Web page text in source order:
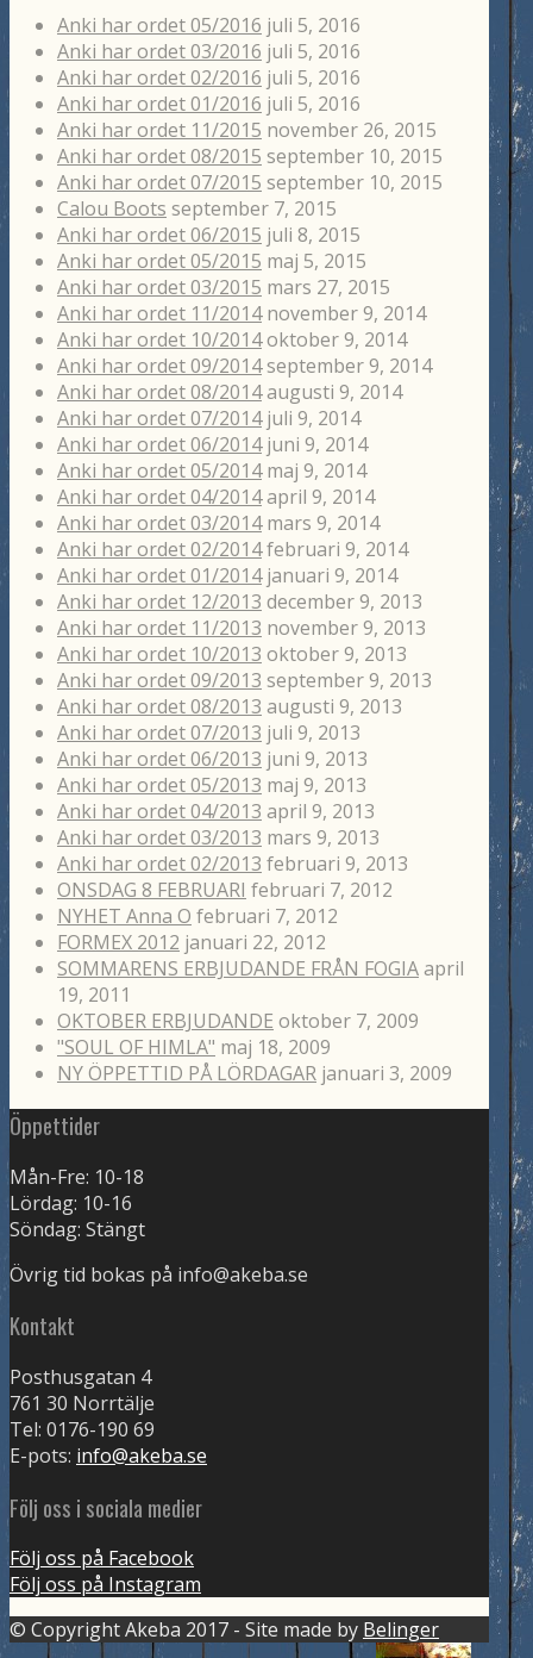
Anki har ordet 05/2016 juli 5, 2016
Anki har ordet 03/2016 juli 5, 2016
Anki har ordet 02/2016 juli 5, 2016
Anki har ordet 01/2016 juli 5, 2016
Anki har ordet 11/2015 november 26, 2015
Anki har ordet 08/2015 september 10, 2015
Anki har ordet 07/2015 september 10, 2015
Calou Boots september 7, 2015
Anki har ordet 06/2015 juli 8, 2015
Anki har ordet 05/2015 maj 5, 2015
Anki har ordet 03/2015 mars 27, 2015
Anki har ordet 11/2014 november 9, 2014
Anki har ordet 10/2014oktober 9, 2014
Anki har ordet 09/2014september 9, 2014
Anki har ordet 08/2014augusti 9, 2014
Anki har ordet 07/2014 juli 9, 2014
Anki har ordet 06/2014 juni 9, 2014
Anki har ordet 05/2014 maj 9, 2014
Anki har ordet 04/2014april 9, 2014
Anki har ordet 03/2014 mars 9, 2014
Anki har ordet 02/2014februari 9, 2014
Anki har ordet 01/2014 januari 9, 2014
Anki har ordet 12/2013 december 9, 2013
Anki har ordet 11/2013 november 9, 2013
Anki har ordet 10/2013 oktober 9, 2013
Anki har ordet 09/2013 september 9, 2013
Anki har ordet 08/2013 augusti 9, 2013
Anki har ordet 07/2013 juli 9, 2013
Anki har ordet 06/2013 juni 9, 2013
Anki har ordet 05/2013 maj 9, 2013
Anki har ordet 04/2013 april 9, 2013
Anki har ordet 03/2013 mars 9, 2013
Anki har ordet 02/2013 februari 9, 2013
ONSDAG 8 FEBRUARI februari 7, 2012
NYHET Anna O februari 7, 2012
FORMEX 2012 januari 22, 2012
SOMMARENS ERBJUDANDE FRÅN FOGIAapril
19, 2011
OKTOBER ERBJUDANDE oktober 7, 2009
"SOUL OF HIMLA" maj 18, 2009
NY ÖPPETTID PÅ LÖRDAGAR januari 3, 2009
Öppettider
Mån-Fre: 10-18
Lördag: 10-16
Söndag: Stängt
Övrig tid bokas på info@akeba.se
Kontakt
Posthusgatan 4
761 30 Norrtälje
Tel: 0176-190 69
E-pots: info@akeba.se
Följ oss i sociala medier
Följ oss på Facebook
Följ oss på Instagram
© Copyright Akeba 2017 - Site made by Belinger